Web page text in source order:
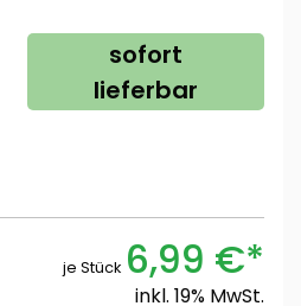
sofort
lieferbar
je Stück 6,99 €*
inkl. 19% MwSt.